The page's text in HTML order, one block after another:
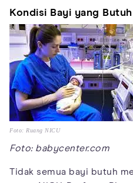
Kondisi Bayi yang
Foto: Ruang NICU
Foto: babycenter.com
Tidak semua bayi butuh